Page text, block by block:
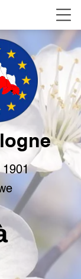
1901